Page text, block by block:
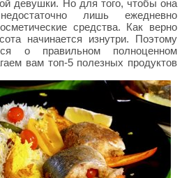
девушки. Но для того, чтобы она
лишь ежедневно
средства. Как верно
начинается изнутри. Поэтому
о правильном полноценном
вам топ-5 полезных продуктов